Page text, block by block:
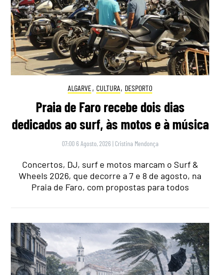
ALGARVE, CULTURA, DESPORTO
Praia de Faro recebe dois dias
dedicados ao surf, às motos e à música
07:00 6 Agosto, 2026 | Cristina Mendonça
Concertos, DJ, surf e motos marcam o Surf &
Wheels 2026, que decorre a 7 e 8 de agosto, na
Praia de Faro, com propostas para todos